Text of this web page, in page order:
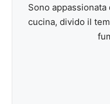
Sono
cucina, divido il